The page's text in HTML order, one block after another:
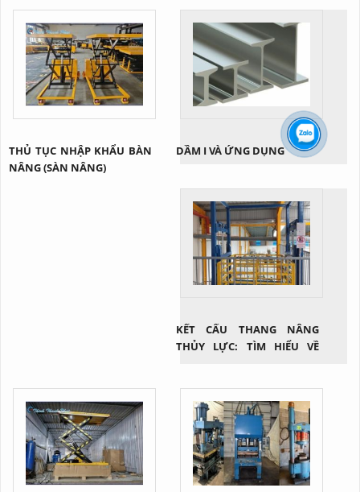
các tấm panel (tấm ván) kim
loại hoặc nhựa cứng được
gắn kết chặt chẽ với nhau
trên một hệ thống xích. Các
tấm này tạo thành một bề
mặt vận chuyển phẳng và
cứng cáp, khác biệt hoàn
toàn so...
(gân) trên bề mặt. Các gân
này có thể có nhiều hình
dạng khác nhau, như hình
chữ V, chữ T, hoặc gai, được
đúc liền với thân băng tải.
Mục đích chính của những
gân này là tạo ra ma sát...
THỦ TỤC NHẬP KHẨU BÀN
NÂNG (SÀN NÂNG)
DẦM I VÀ ỨNG DỤNG
KẾT CẤU THANG NÂNG
THỦY LỰC: TÌM HIỂU VỀ